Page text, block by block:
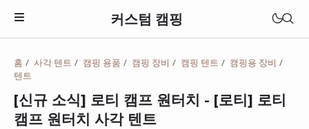
커스텀 캠핑
텐트
원터치 텐트
돔텐트
홈 사각 텐트 캠핑 용품 캠핑 장비 캠핑 텐트
캠핑용 장비
텐트
[신규 소식] 로티 캠프 원터치 - [로티] 로티
캠프 원터치 사각 텐트